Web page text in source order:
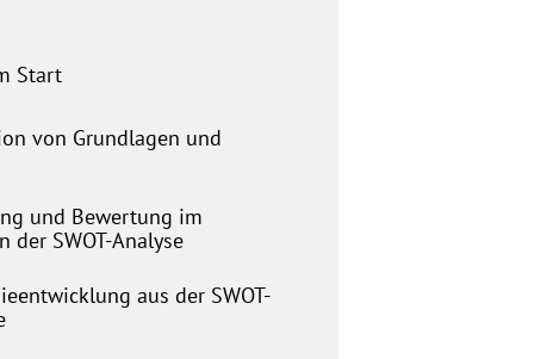
Start
von Grundlagen und
und Bewertung im
der SWOT-Analyse
aus der SWOT-